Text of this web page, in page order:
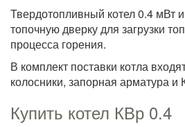
Твердотопливный котел 0.4 мВт
топочную дверку для загрузки
процесса горения.
В комплект поставки котла
колосники, запорная арматура и
Купить котел КВр 0.4